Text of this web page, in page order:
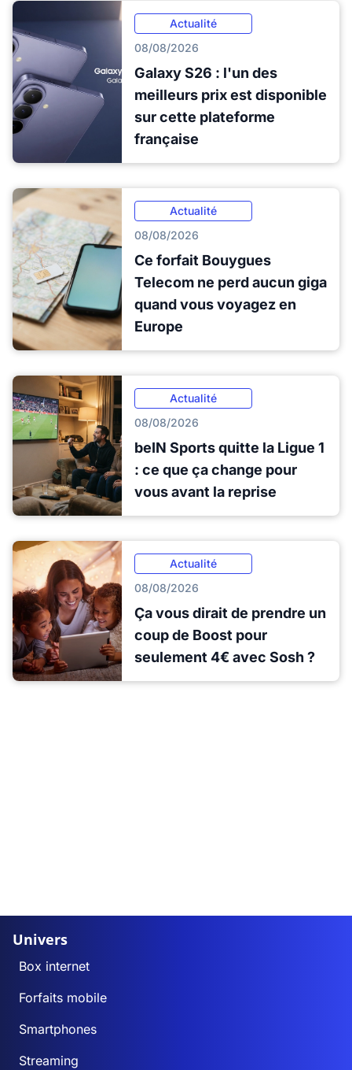
Actualité
08/08/2026
Galaxy S26 : l'un des
meilleurs prix est disponible
sur cette plateforme
française
Actualité
08/08/2026
Ce forfait Bouygues
Telecom ne perd aucun giga
quand vous voyagez en
Europe
Actualité
08/08/2026
beIN Sports quitte la Ligue 1
: ce que ça change pour
vous avant la reprise
Actualité
08/08/2026
Ça vous dirait de prendre un
coup de Boost pour
seulement 4€ avec Sosh ?
Univers
Box internet
Forfaits mobile
Smartphones
Streaming